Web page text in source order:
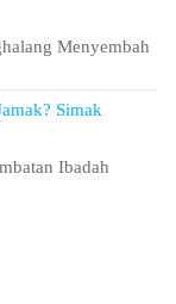
Menyembah
Simak
Ibadah